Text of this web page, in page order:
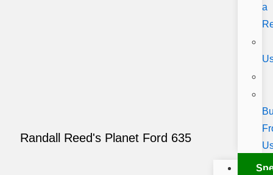
Randall Reed's Planet Ford 635
a